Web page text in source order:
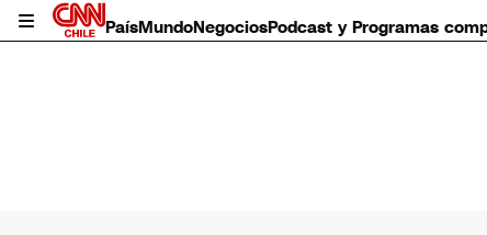
PaísMundoNegociosPodcast y Programas